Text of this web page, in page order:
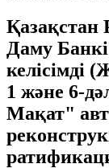
Қазақстан
Даму
1 және 6-
Мақат"